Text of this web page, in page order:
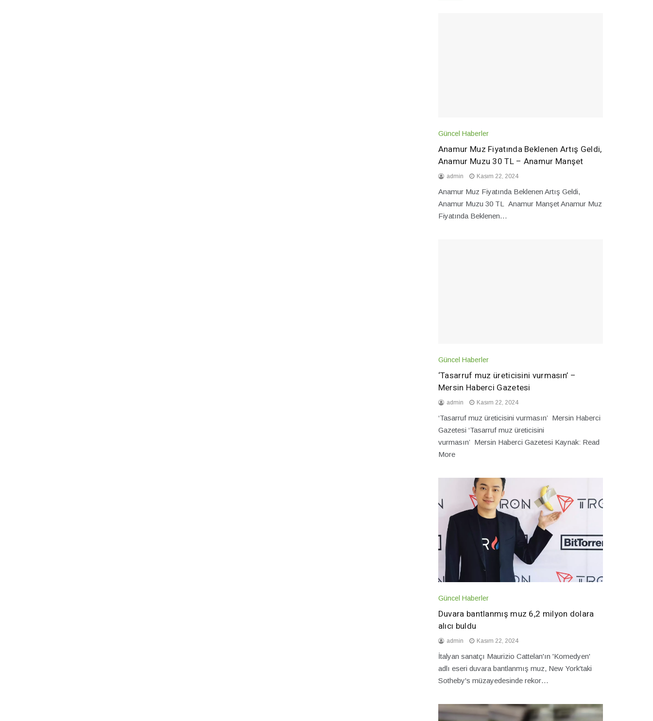
Güncel Haberler
Anamur Muz Fiyatında Beklenen Artış Geldi,
Anamur Muzu 30 TL – Anamur Manşet
admin Kasım 22, 2024
Anamur Muz Fiyatında Beklenen Artış Geldi,
Anamur Muzu 30 TL Anamur Manşet Anamur Muz
Fiyatında Beklenen…
Güncel Haberler
‘Tasarruf muz üreticisini vurmasın’ –
Mersin Haberci Gazetesi
admin Kasım 22, 2024
‘Tasarruf muz üreticisini vurmasın’ Mersin Haberci
Gazetesi ‘Tasarruf muz üreticisini
vurmasın’ Mersin Haberci Gazetesi Kaynak: Read
More
Güncel Haberler
Duvara bantlanmış muz 6,2 milyon dolara
alıcı buldu
admin Kasım 22, 2024
İtalyan sanatçı Maurizio Cattelan'ın 'Komedyen'
adlı eseri duvara bantlanmış muz, New York'taki
Sotheby's müzayedesinde rekor…